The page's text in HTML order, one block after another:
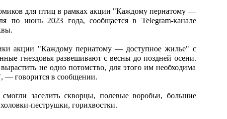
для птиц в рамках акции "Каждому пернатому —
по июнь 2023 года, сообщается в Telegram-канале
акции "Каждому пернатому — доступное жилье" с
гнездовья развешивают с весны до поздней осени.
не одно потомство, для этого им необходима
— говорится в сообщении.
заселить скворцы, полевые воробьи, большие
пеструшки, горихвостки.